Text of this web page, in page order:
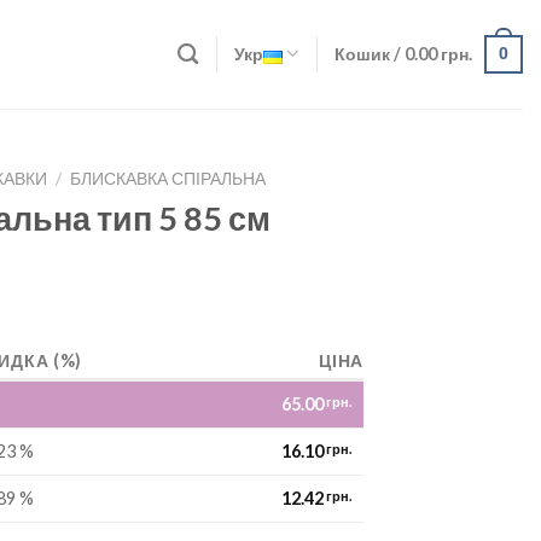
Укр Кошик / 0.00грн. 0
/ БЛИСКАВКА СПІРАЛЬНА
тип 5 85 см
(%) ЦІНА
65.00грн.
% 16.10грн.
% 12.42грн.